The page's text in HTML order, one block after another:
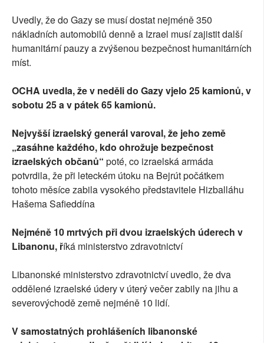
Uvedly, že do Gazy se musí dostat nejméně 350
nákladních automobilů denně a Izrael musí zajistit další
humanitární pauzy a zvýšenou bezpečnost humanitárních
míst.
OCHA uvedla, že v neděli do Gazy vjelo 25 kamionů, v
sobotu 25 a v pátek 65 kamionů.
Nejvyšší izraelský generál varoval, že jeho země
„zasáhne každého, kdo ohrožuje bezpečnost
izraelských občanů“ poté, co izraelská armáda
potvrdila, že při leteckém útoku na Bejrút počátkem
tohoto měsíce zabila vysokého představitele Hizballáhu
Hašema Safieddína
Nejméně 10 mrtvých při dvou izraelských úderech v
Libanonu, říká ministerstvo zdravotnictví
Libanonské ministerstvo zdravotnictví uvedlo, že dva
oddělené izraelské údery v úterý večer zabily na jihu a
severovýchodě země nejméně 10 lidí.
V samostatných prohlášeních libanonské